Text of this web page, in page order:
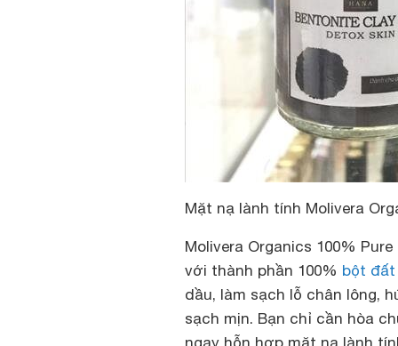
Mặt nạ lành tính Molivera
Molivera Organics 100%
với thành phần 100% bột
dầu, làm sạch lỗ chân lông,
sạch mịn. Bạn chỉ cần hòa
ngay hỗn hợp mặt nạ lành